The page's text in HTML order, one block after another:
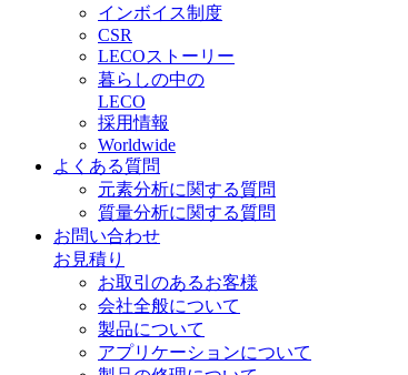
インボイス制度
CSR
LECOストーリー
暮らしの中の
LECO
採用情報
Worldwide
よくある質問
元素分析に関する質問
質量分析に関する質問
お問い合わせ
お見積り
お取引のあるお客様
会社全般について
製品について
アプリケーションについて